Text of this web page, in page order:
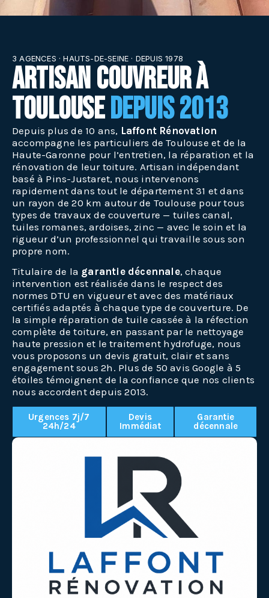
3 AGENCES · HAUTS-DE-SEINE · DEPUIS 1978
Artisan couvreur à
Toulousedepuis 2013
Depuis plus de 10 ans, Laffont Rénovation
accompagne les particuliers de Toulouse et de la
Haute-Garonne pour l’entretien, la réparation et la
rénovation de leur toiture. Artisan indépendant
basé à Pins-Justaret, nous intervenons
rapidement dans tout le département 31 et dans
un rayon de 20 km autour de Toulouse pour tous
types de travaux de couverture — tuiles canal,
tuiles romanes, ardoises, zinc — avec le soin et la
rigueur d’un professionnel qui travaille sous son
propre nom.
Titulaire de la garantie décennale, chaque
intervention est réalisée dans le respect des
normes DTU en vigueur et avec des matériaux
certifiés adaptés à chaque type de couverture. De
la simple réparation de tuile cassée à la réfection
complète de toiture, en passant par le nettoyage
haute pression et le traitement hydrofuge, nous
vous proposons un devis gratuit, clair et sans
engagement sous 2h. Plus de 50 avis Google à 5
étoiles témoignent de la confiance que nos clients
nous accordent depuis 2013.
Urgences 7j/7
24h/24
Devis
Immédiat
Garantie
décennale